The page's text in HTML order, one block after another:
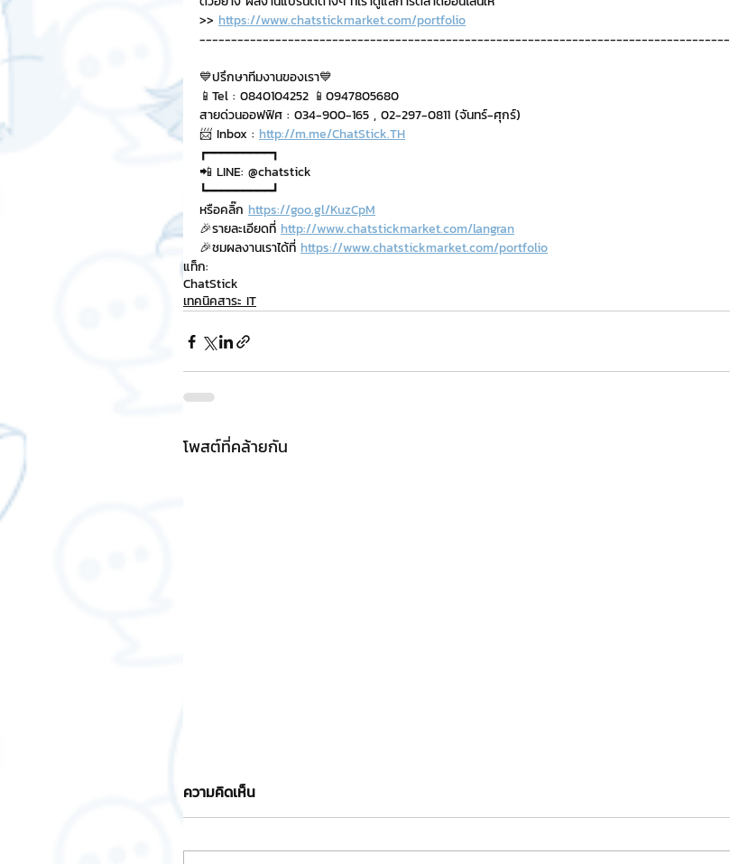
>> https://www.chatstickmarket.com/portfolio
------------------------------------------------------------------------------------
💙ปรึกษาทีมงานของเรา💙
📱Tel : 0840104252 📱0947805680
สายด่วนออฟฟิศ : 034-900-165 , 02-297-0811 (จันทร์-ศุกร์)
📨 Inbox : http://m.me/ChatStick.TH
┏━━━━━━━━━┓
📲 LINE: @chatstick
┗━━━━━━━━━┛
หรือคลิ๊ก https://goo.gl/KuzCpM
🎉รายละเอียดที่ http://www.chatstickmarket.com/langran
🎉ชมผลงานเราได้ที่ https://www.chatstickmarket.com/portfolio
แท็ก:
ChatStick
เทคนิคสาระ IT
โพสต์ที่คล้ายกัน
ความคิดเห็น